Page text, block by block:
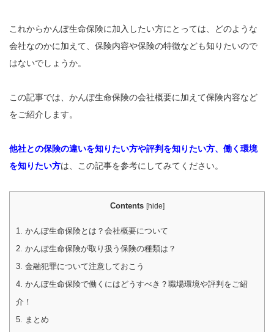
これからかんぽ生命保険に加入したい方にとっては、どのような
会社なのかに加えて、保険内容や保険の特徴なども知りたいので
はないでしょうか。
この記事では、かんぽ生命保険の会社概要に加えて保険内容など
をご紹介します。
他社との保険の違いを知りたい方や評判を知りたい方、働く環境
を知りたい方は、この記事を参考にしてみてください。
Contents [hide]
1. かんぽ生命保険とは？会社概要について
2. かんぽ生命保険が取り扱う保険の種類は？
3. 金融犯罪について注意しておこう
4. かんぽ生命保険で働くにはどうすべき？職場環境や評判をご紹
介！
5. まとめ